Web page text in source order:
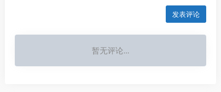
发表评论
暂无评论...